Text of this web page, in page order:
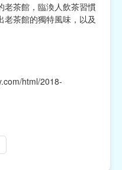
老茶館，臨渙人飲茶習慣
老茶館的獨特風味，以及
html/2018-